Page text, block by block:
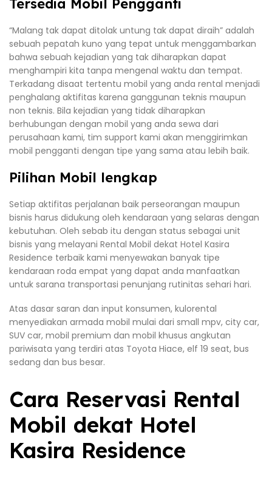
Tersedia Mobil Pengganti
“Malang tak dapat ditolak untung tak dapat diraih” adalah
sebuah pepatah kuno yang tepat untuk menggambarkan
bahwa sebuah kejadian yang tak diharapkan dapat
menghampiri kita tanpa mengenal waktu dan tempat.
Terkadang disaat tertentu mobil yang anda rental menjadi
penghalang aktifitas karena ganggunan teknis maupun
non teknis. Bila kejadian yang tidak diharapkan
berhubungan dengan mobil yang anda sewa dari
perusahaan kami, tim support kami akan menggirimkan
mobil pengganti dengan tipe yang sama atau lebih baik.
Pilihan Mobil lengkap
Setiap aktifitas perjalanan baik perseorangan maupun
bisnis harus didukung oleh kendaraan yang selaras dengan
kebutuhan. Oleh sebab itu dengan status sebagai unit
bisnis yang melayani Rental Mobil dekat Hotel Kasira
Residence terbaik kami menyewakan banyak tipe
kendaraan roda empat yang dapat anda manfaatkan
untuk sarana transportasi penunjang rutinitas sehari hari.
Atas dasar saran dan input konsumen, kulorental
menyediakan armada mobil mulai dari small mpv, city car,
SUV car, mobil premium dan mobil khusus angkutan
pariwisata yang terdiri atas Toyota Hiace, elf 19 seat, bus
sedang dan bus besar.
Cara Reservasi Rental
Mobil dekat Hotel
Kasira Residence